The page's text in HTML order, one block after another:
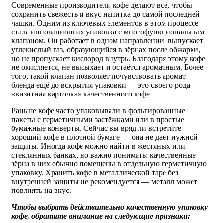
Современные производители кофе делают всё, чтобы
сохранить свежесть и вкус напитка до самой последней
чашки. Одним из ключевых элементов в этом процессе
стала инновационная упаковка с многофункциональным
клапаном. Он работает в одном направлении: выпускает
углекислый газ, образующийся в зёрнах после обжарки,
но не пропускает кислород внутрь. Благодаря этому кофе
не окисляется, не высыхает и остаётся ароматным. Более
того, такой клапан позволяет почувствовать аромат
бленда ещё до вскрытия упаковки — это своего рода
«визитная карточка» качественного кофе.
Раньше кофе часто упаковывали в фольгированные
пакеты с герметичными застёжками или в простые
бумажные конверты. Сейчас вы вряд ли встретите
хороший кофе в плотной бумаге — она не даёт нужной
защиты. Иногда кофе можно найти в жестяных или
стеклянных банках, но важно понимать: качественные
зёрна в них обычно помещены в отдельную герметичную
упаковку. Хранить кофе в металлической таре без
внутренней защиты не рекомендуется — металл может
повлиять на вкус.
Чтобы выбрать действительно качественную упаковку
кофе, обратите внимание на следующие признаки: